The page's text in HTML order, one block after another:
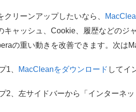
クリーンアップしたいなら、
キャッシュ、Cookie、履歴などのジ
の重い動きを改善できます。次は
1、 MacCleanをダウンロード してイ
2、左サイドバーから「インターネ